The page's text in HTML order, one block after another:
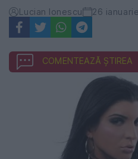
Lucian Ionescu 26
COMENTEAZĂ ȘTIREA